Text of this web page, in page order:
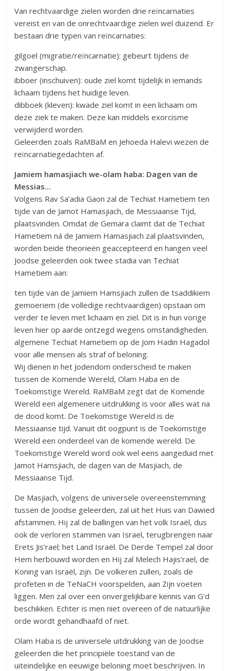
Van rechtvaardige zielen worden drie reïncarnaties
vereist en van de onrechtvaardige zielen wel duizend. Er
bestaan drie typen van reïncarnaties:
gilgoel (migratie/reïncarnatie): gebeurt tijdens de
zwangerschap.
ibboer (inschuiven): oude ziel komt tijdelijk in iemands
lichaam tijdens het huidige leven.
dibboek (kleven): kwade ziel komt in een lichaam om
deze ziek te maken. Deze kan middels exorcisme
verwijderd worden.
Geleerden zoals RaMBaM en Jehoeda Halevi wezen de
reïncarnatiegedachten af.
Jamiem hamasjiach we-olam haba: Dagen van de
Messias…
Volgens Rav Sa’adia Gaon zal de Techiat Hametiem ten
tijde van de Jamot Hamasjiach, de Messiaanse Tijd,
plaatsvinden. Omdat de Gemara claimt dat de Techiat
Hametiem ná de Jamiem Hamasjiach zal plaatsvinden,
worden beide theorieën geaccepteerd en hangen veel
Joodse geleerden ook twee stadia van Techiat
Hametiem aan:
ten tijde van de Jamiem Hamsjiach zullen de tsaddikiem
gemoeriem (de volledige rechtvaardigen) opstaan om
verder te leven met lichaam en ziel. Dit is in hun vorige
leven hier op aarde ontzegd wegens omstandigheden.
algemene Techiat Hametiem op de Jom Hadin Hagadol
voor alle mensen als straf of beloning.
Wij dienen in het Jodendom onderscheid te maken
tussen de Komende Wereld, Olam Haba en de
Toekomstige Wereld. RaMBaM zegt dat de Komende
Wereld een algemenere uitdrukking is voor alles wat na
de dood komt. De Toekomstige Wereld is de
Messiaanse tijd. Vanuit dit oogpunt is de Toekomstige
Wereld een onderdeel van de komende wereld. De
Toekomstige Wereld word ook wel eens aangeduid met
Jamot Hamsjiach, de dagen van de Masjiach, de
Messiaanse Tijd.
De Masjiach, volgens de universele overeenstemming
tussen de Joodse geleerden, zal uit het Huis van Dawied
afstammen. Hij zal de ballingen van het volk Israël, dus
ook de verloren stammen van Israel, terugbrengen naar
Erets Jis’rael; het Land Israël. De Derde Tempel zal door
Hem herbouwd worden en Hij zal Melech Hajis’rael, de
Koning van Israël, zijn. De volkeren zullen, zoals de
profeten in de TeNaCH voorspelden, aan Zijn voeten
liggen. Men zal over een onvergelijkbare kennis van G’d
beschikken. Echter is men niet overeen of de natuurlijke
orde wordt gehandhaafd of niet.
Olam Haba is de universele uitdrukking van de Joodse
geleerden die het principiële toestand van de
uiteindelijke en eeuwige beloning moet beschrijven. In